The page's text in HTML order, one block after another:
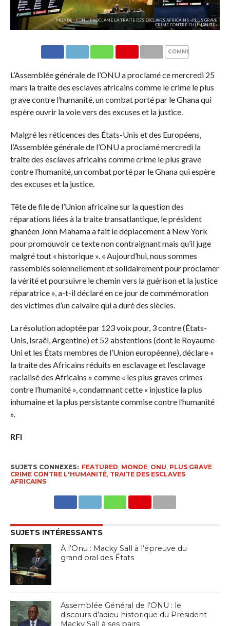
MONDE : L’ONU PROCLAME LA TRAITE DES ESCLAVES AFRICAINS «PLUS GRAVE
CRIME CONTRE L'HUMANITÉ»
COMMENTAIRES
L’Assemblée générale de l’ONU a proclamé ce mercredi 25
mars la traite des esclaves africains comme le crime le plus
grave contre l’humanité, un combat porté par le Ghana qui
espère ouvrir la voie vers des excuses et la justice.
Malgré les réticences des États-Unis et des Européens,
l’Assemblée générale de l’ONU a proclamé mercredi la
traite des esclaves africains comme crime le plus grave
contre l’humanité, un combat porté par le Ghana qui espère
des excuses et la justice.
Tête de file de l’Union africaine sur la question des
réparations liées à la traite transatlantique, le président
ghanéen John Mahama a fait le déplacement à New York
pour promouvoir ce texte non contraignant mais qu’il juge
malgré tout « historique ». « Aujourd’hui, nous sommes
rassemblés solennellement et solidairement pour proclamer
la vérité et poursuivre le chemin vers la guérison et la justice
réparatrice », a-t-il déclaré en ce jour de commémoration
des victimes d’un calvaire qui a duré des siècles.
La résolution adoptée par 123 voix pour, 3 contre (États-
Unis, Israël, Argentine) et 52 abstentions (dont le Royaume-
Uni et les États membres de l’Union européenne), déclare «
la traite des Africains réduits en esclavage et l’esclavage
racialisé des Africains » comme « les plus graves crimes
contre l’humanité », condamnant cette « injustice la plus
inhumaine et la plus persistante commise contre l’humanité
».
RFI
SUJETS CONNEXES: FEATURED, MONDE, ONU, PLUS GRAVE
CRIME CONTRE L'HUMANITÉ, TRAITE DES ESCLAVES
AFRICAINS
SUJETS INTÉRESSANTS
À l’Onu : Macky Sall à l’épreuve du
grand oral des États
Assemblée Général de l’ONU : le
discours d’adieu historique du Président
Macky Sall à ses pairs